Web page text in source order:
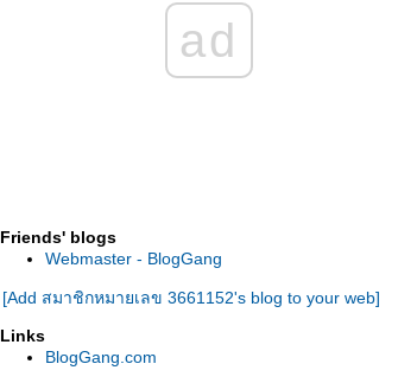
เดินซื้อของ "ตลาดนัด" ชิคาโก สหรัฐอเมริกา
ขึ้นรถไฟไป "สนามบินมิดเวย์" ชิคาโก
เท่าไร?
เทศกาลไฟประดับต้นคริสต์มาส ชิคาโก อเมริกา
Public Aid เเจกเสื้อกันหนาวฟรี ที่ชิคาโก
เดินดูใบไม้เปลี่ยนสี รอบๆบ้าน ชิคาโก
ad
Friends' blogs
Webmaster - BlogGang
[Add สมาชิกหมายเลข 3661152's blog to your web]
Links
BlogGang.com